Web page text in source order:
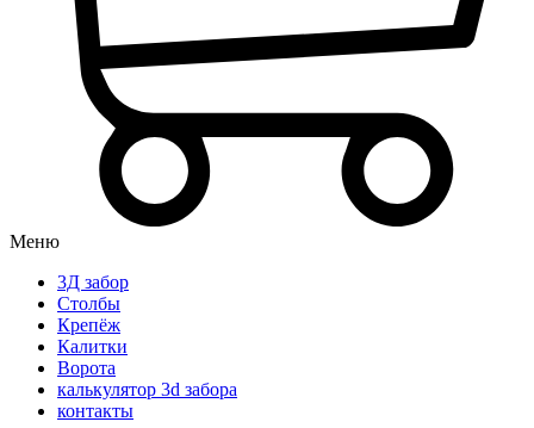
Меню
3Д забор
Столбы
Крепёж
Калитки
Ворота
калькулятор 3d забора
контакты